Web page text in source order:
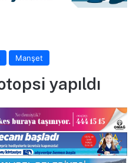
Manşet
yapıldı